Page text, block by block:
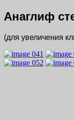
Анаглиф
(для увеличения